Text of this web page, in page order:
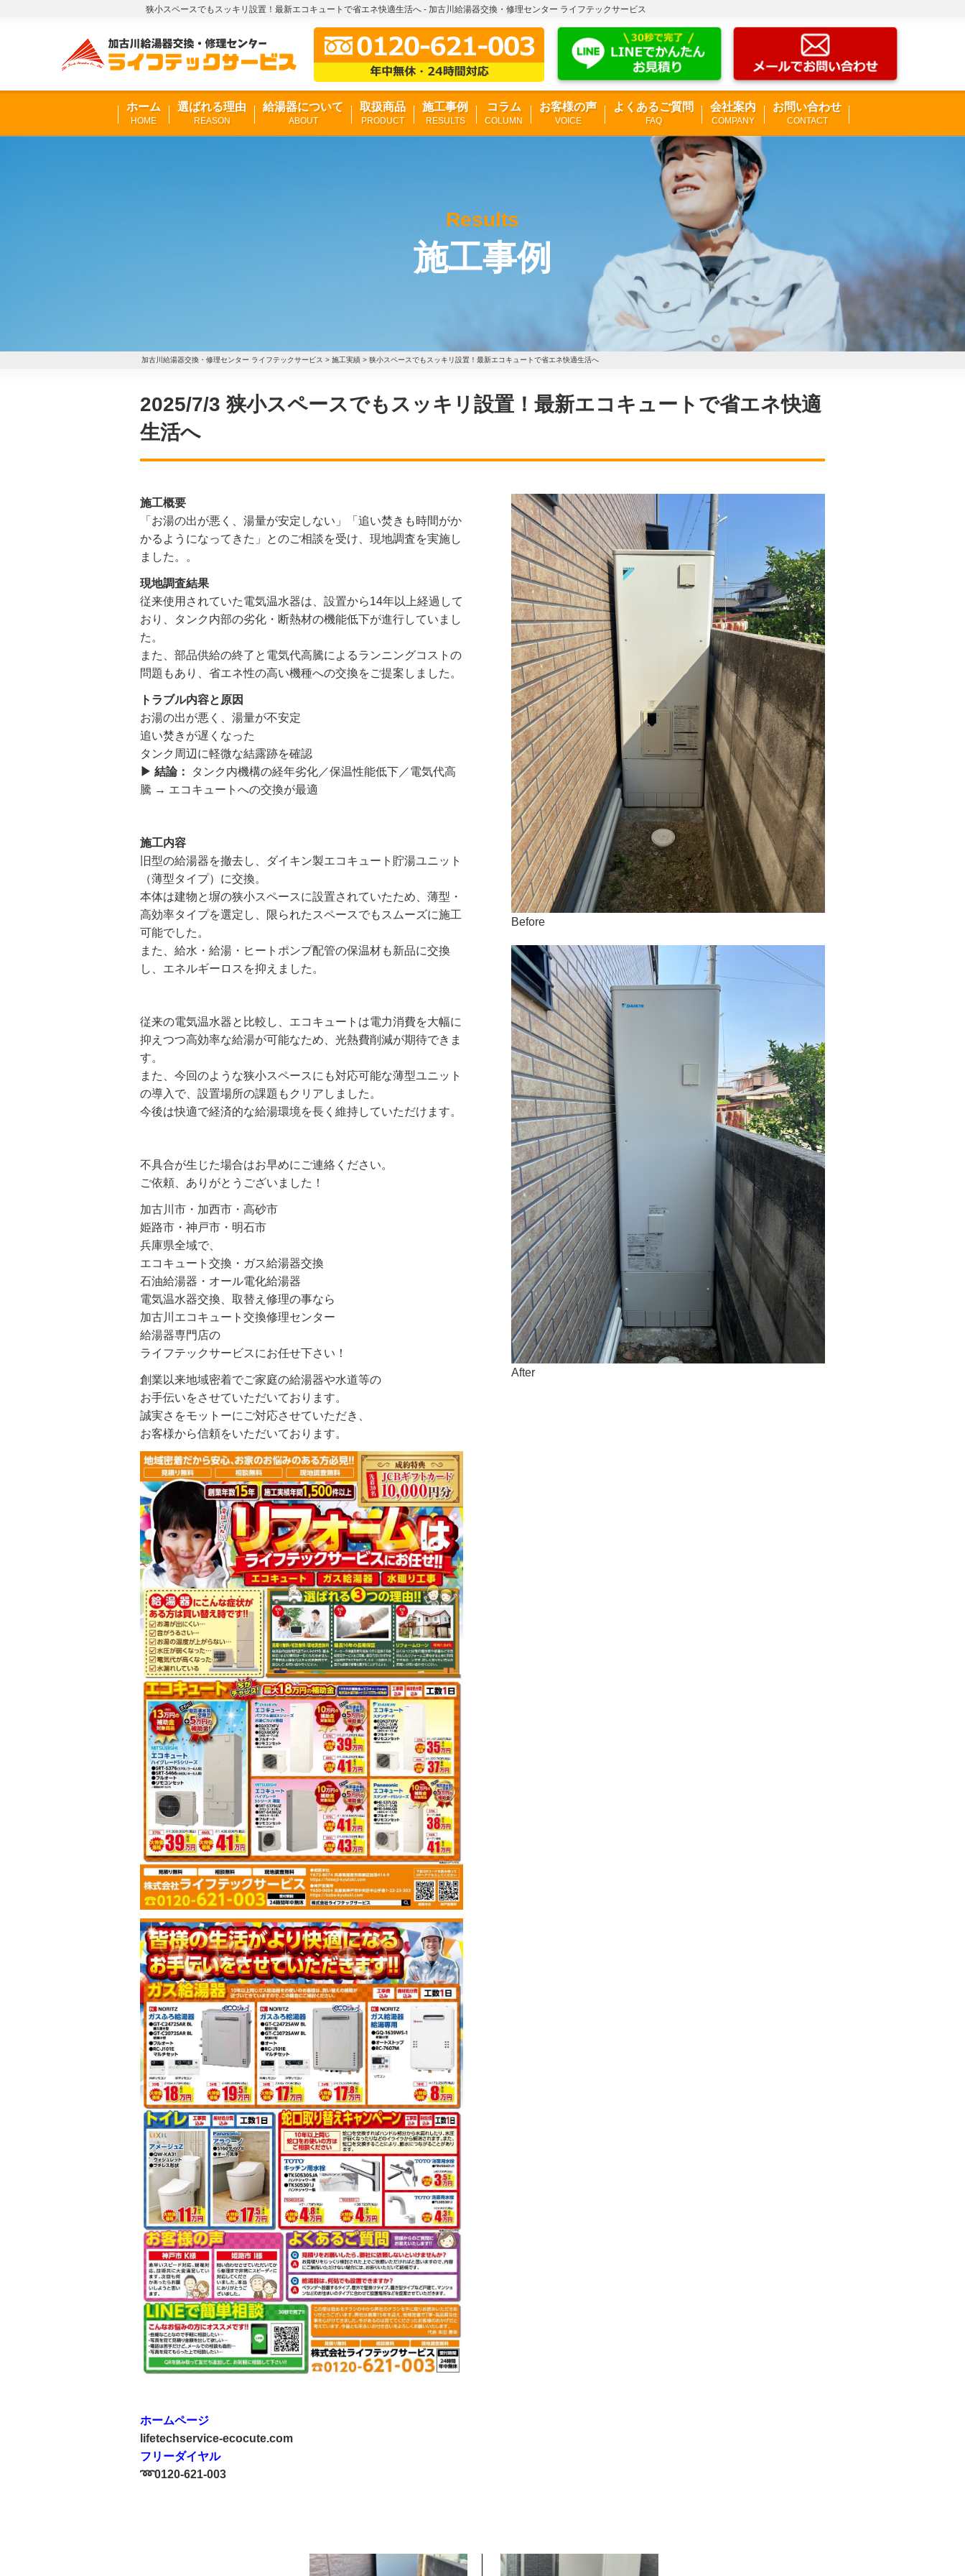
狭小スペースでもスッキリ設置！最新エコキュートで省エネ快適生活へ - 加古川給湯器交換・修理センター ライフテックサービス
ホーム
HOME
選ばれる理由
REASON
給湯器について
ABOUT
取扱商品
PRODUCT
施工事例
RESULTS
コラム
COLUMN
お客様の声
VOICE
よくあるご質問
FAQ
会社案内
COMPANY
お問い合わせ
CONTACT
Results
施工事例
加古川給湯器交換・修理センター ライフテックサービス > 施工実績 > 狭小スペースでもスッキリ設置！最新エコキュートで省エネ快適生活へ
2025/7/3 狭小スペースでもスッキリ設置！最新エコキュートで省エネ快適
生活へ
施工概要
「お湯の出が悪く、湯量が安定しない」「追い焚きも時間がか
かるようになってきた」とのご相談を受け、現地調査を実施し
ました。。
現地調査結果
従来使用されていた電気温水器は、設置から14年以上経過して
おり、タンク内部の劣化・断熱材の機能低下が進行していまし
た。
また、部品供給の終了と電気代高騰によるランニングコストの
問題もあり、省エネ性の高い機種への交換をご提案しました。
トラブル内容と原因
お湯の出が悪く、湯量が不安定
追い焚きが遅くなった
タンク周辺に軽微な結露跡を確認
▶ 結論：
タンク内機構の経年劣化／保温性能低下／電気代高
騰 → エコキュートへの交換が最適
施工内容
旧型の給湯器を撤去し、ダイキン製エコキュート貯湯ユニット
（薄型タイプ）に交換。
本体は建物と塀の狭小スペースに設置されていたため、薄型・
高効率タイプを選定し、限られたスペースでもスムーズに施工
可能でした。
また、給水・給湯・ヒートポンプ配管の保温材も新品に交換
し、エネルギーロスを抑えました。
従来の電気温水器と比較し、エコキュートは電力消費を大幅に
抑えつつ高効率な給湯が可能なため、光熱費削減が期待できま
す。
また、今回のような狭小スペースにも対応可能な薄型ユニット
の導入で、設置場所の課題もクリアしました。
今後は快適で経済的な給湯環境を長く維持していただけます。
不具合が生じた場合はお早めにご連絡ください。
ご依頼、ありがとうございました！
加古川市・加西市・高砂市
姫路市・神戸市・明石市
兵庫県全域で、
エコキュート交換・ガス給湯器交換
石油給湯器・オール電化給湯器
電気温水器交換、取替え修理の事なら
加古川エコキュート交換修理センター
給湯器専門店の
ライフテックサービスにお任せ下さい！
創業以来地域密着でご家庭の給湯器や水道等の
お手伝いをさせていただいております。
誠実さをモットーにご対応させていただき、
お客様から信頼をいただいております。
ホームページ
lifetechservice-ecocute.com
フリーダイヤル
➿0120-621-003
Before
After